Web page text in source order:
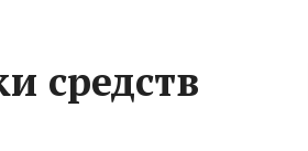
средств